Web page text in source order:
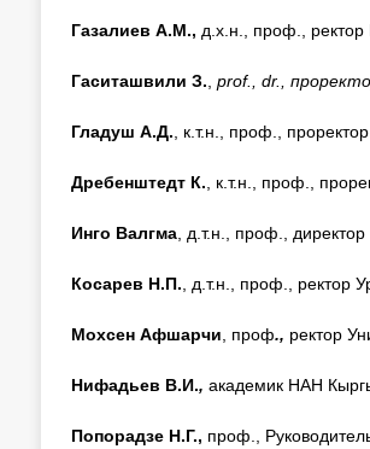
Газалиев А.М., д.х.н., проф., ректор
Гаситашвили З. prof., dr.,
Гладуш А.Д. , к.т.н., проф.,
Дребенштедт К. , к.т.н., проф.,
Инго Валгма, д.т.н., проф., директор
Косарев Н.П. , д.т.н., проф., ректор
Мохсен Афшарчи , проф., ректор
Нифадьев В.И., академик НАН
Попорадзе Н.Г., проф.,